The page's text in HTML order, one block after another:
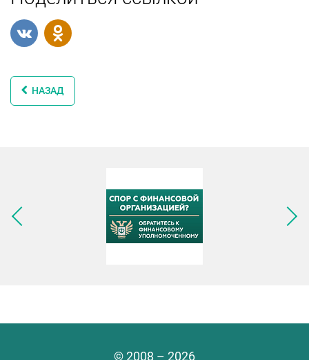
НАЗАД
Следующее изображение
© 2008 – 2026